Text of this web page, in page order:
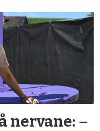
nervane: –